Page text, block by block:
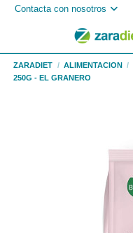
Contacta con nosotros
ZARADIET ALIMENTACION
250G - EL GRANERO